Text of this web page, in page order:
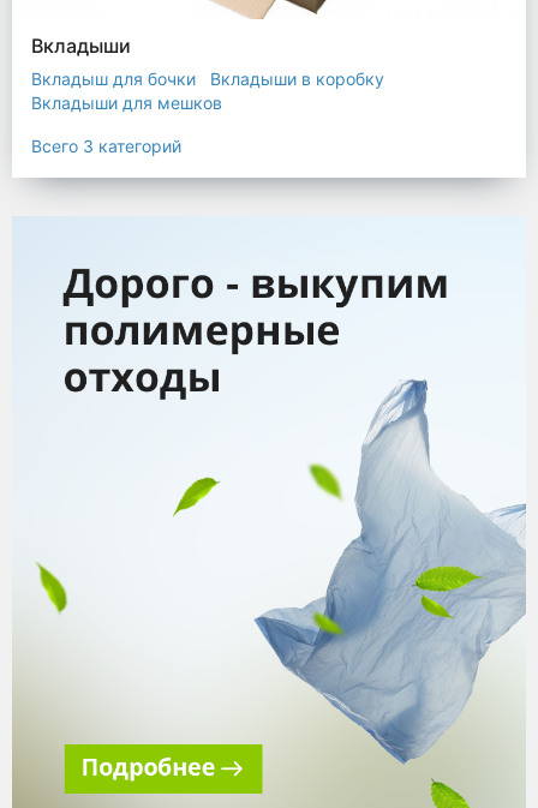
Вкладыши
Вкладыш для бочки
Вкладыши в коробку
Вкладыши для мешков
Всего 3 категорий